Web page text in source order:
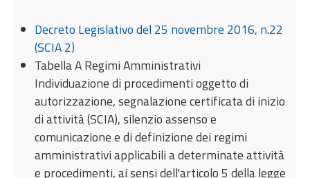
Decreto Legislativo del 25 novembre 2016, n.22
(SCIA 2)
Tabella A Regimi Amministrativi
Individuazione di procedimenti oggetto di
autorizzazione, segnalazione certificata di inizio
di attività (SCIA), silenzio assenso e
comunicazione e di definizione dei regimi
amministrativi applicabili a determinate attività
e procedimenti, ai sensi dell'articolo 5 della legge